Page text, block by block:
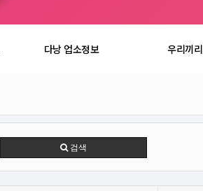
다낭 업소정보 우리끼리
검색